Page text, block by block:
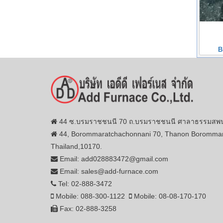
44 ซ.บรมราชชนนี 70 ถ.บรมราชชนนี ศาลาธรรมส
44, Borommaratchachonnani 70, Thanon
Thailand,10170.
Email: add028883472@gmail.com
Email: sales@add-furnace.com
Tel: 02-888-3472
Mobile: 088-300-1122
Mobile: 08-08-170-170
Fax: 02-888-3258